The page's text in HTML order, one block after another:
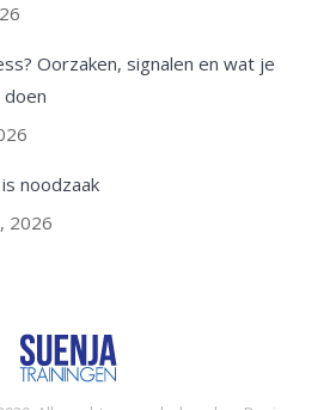
Oorzaken, signalen en wat je
doen
noodzaak
2026